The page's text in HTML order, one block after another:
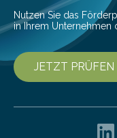
Nutzen Sie das
in Ihrem Unternehmen
JETZT PRÜFEN